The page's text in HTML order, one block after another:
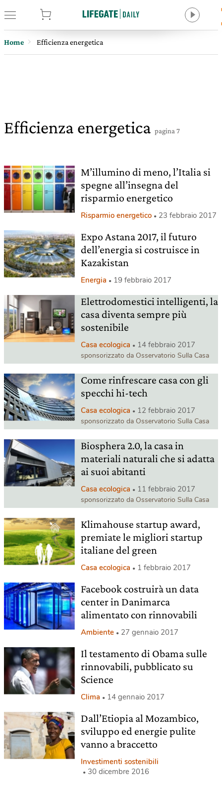
Home Efficienza energetica
Efficienza energetica pagina 7
M’illumino di meno, l’Italia si
spegne all’insegna del
risparmio energetico
Risparmio energetico 23 febbraio 2017
Expo Astana 2017, il futuro
dell’energia si costruisce in
Kazakistan
Energia 19 febbraio 2017
Elettrodomestici intelligenti, la
casa diventa sempre più
sostenibile
Casa ecologica 14 febbraio 2017
sponsorizzato da Osservatorio Sulla Casa
Come rinfrescare casa con gli
specchi hi-tech
Casa ecologica 12 febbraio 2017
sponsorizzato da Osservatorio Sulla Casa
Biosphera 2.0, la casa in
materiali naturali che si adatta
ai suoi abitanti
Casa ecologica 11 febbraio 2017
sponsorizzato da Osservatorio Sulla Casa
Klimahouse startup award,
premiate le migliori startup
italiane del green
Casa ecologica 1 febbraio 2017
Facebook costruirà un data
center in Danimarca
alimentato con rinnovabili
Ambiente 27 gennaio 2017
Il testamento di Obama sulle
rinnovabili, pubblicato su
Science
Clima 14 gennaio 2017
Dall’Etiopia al Mozambico,
sviluppo ed energie pulite
vanno a braccetto
Investimenti sostenibili
30 dicembre 2016